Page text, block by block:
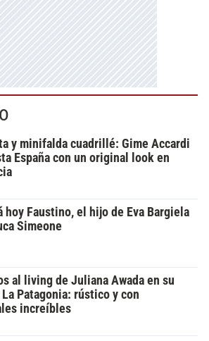
y minifalda cuadrillé: Gime Accardi
España con un original look en
hoy Faustino, el hijo de Eva Bargiela
Simeone
al living de Juliana Awada en su
La Patagonia: rústico y con
increíbles